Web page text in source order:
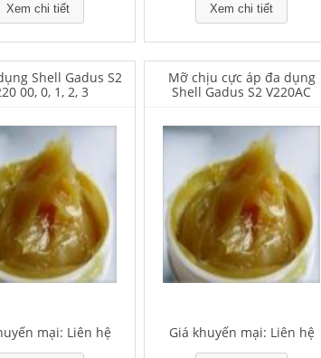
Xem chi tiết Xem chi tiết
Shell Gadus S2
00, 0, 1, 2, 3
mại: Liên hệ
Mỡ chịu cực áp đa dụng
Shell Gadus S2 V220AC
Giá khuyến mại: Liên hệ